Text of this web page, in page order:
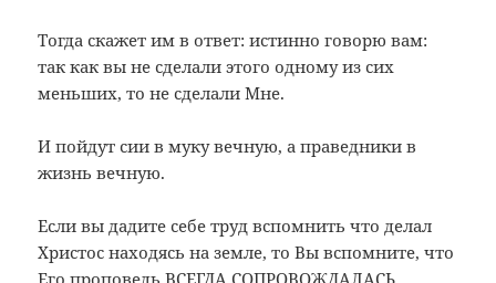
Тогда скажет им в ответ: истинно говорю вам:
так как вы не сделали этого одному из сих
меньших, то не сделали Мне.
И пойдут сии в муку вечную, а праведники в
жизнь вечную.
Если вы дадите себе труд вспомнить что делал
Христос находясь на земле, то Вы вспомните, что